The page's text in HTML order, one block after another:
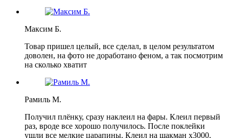
Максим Б.
Товар пришел целый, все сделал, в целом результатом
доволен, на фото не доработано феном, а так посмотрим
на сколько хватит
Рамиль М.
Получил плёнку, сразу наклеил на фары. Клеил первый
раз, вроде все хорошо получилось. После поклейки
ушли все мелкие царапины. Клеил на шакман х3000,